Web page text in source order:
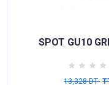
SPOT GU10
13,328 DT